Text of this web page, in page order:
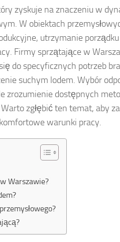
zyskuje na znaczeniu w
W obiektach
utrzymanie
Firmy sprzątające w
do specyficznych potrzeb
suchym lodem. Wybór
zrozumienie dostępnych
zgłębić ten temat, aby
warunki pracy.
Warszawie?